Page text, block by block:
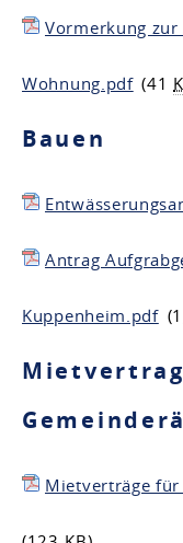
Vormerkung
Wohnung.pdf (41
Bauen
Antrag
Kuppenheim.pdf
Mietverträge